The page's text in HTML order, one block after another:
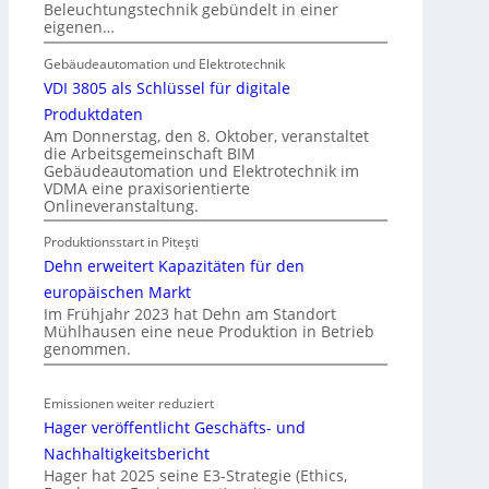
e
g
e
l
r
E
l
e
t
r
o
m
o
b
i
l
i
t
ä
i
n
d
e
Beleuchtungstechnik gebündelt in einer
eigenen…
Gebäudeautomation und Elektrotechnik
VDI 3805 als Schlüssel für digitale
Produktdaten
Am Donnerstag, den 8. Oktober, veranstaltet
die Arbeitsgemeinschaft BIM
Gebäudeautomation und Elektrotechnik im
VDMA eine praxisorientierte
Onlineveranstaltung.
Produktionsstart in Piteşti
Dehn erweitert Kapazitäten für den
europäischen Markt
Im Frühjahr 2023 hat Dehn am Standort
Mühlhausen eine neue Produktion in Betrieb
genommen.
Emissionen weiter reduziert
Hager veröffentlicht Geschäfts- und
Nachhaltigkeitsbericht
Hager hat 2025 seine E3-Strategie (Ethics,